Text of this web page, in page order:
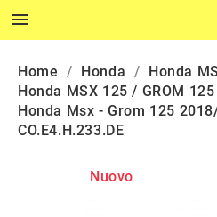

Home Honda
Honda
Honda MSX 125 / GROM
Honda Msx - Grom 125
CO.E4.H.233.DE
Nuovo